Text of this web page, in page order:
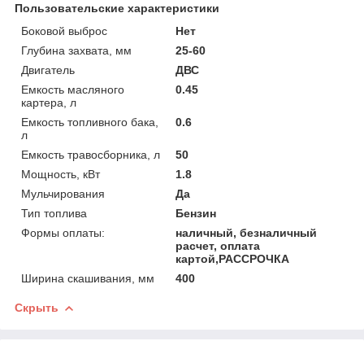
Пользовательские характеристики
Боковой выброс
Нет
Глубина захвата, мм
25-60
Двигатель
ДВС
Емкость масляного
картера, л
0.45
Емкость топливного бака,
л
0.6
Емкость травосборника, л
50
Мощность, кВт
1.8
Мульчирования
Да
Тип топлива
Бензин
Формы оплаты:
наличный, безналичный
расчет, оплата
картой,РАССРОЧКА
Ширина скашивания, мм
400
Скрыть